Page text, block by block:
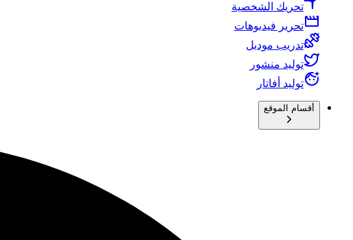
تحريك الشخصية
تحرير فيديوهات
تدريب موديل
توليد منشور
توليد أفاتار
أقسام الموقع